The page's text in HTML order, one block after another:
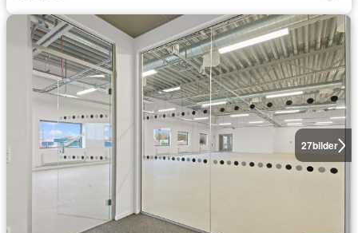
27bilder